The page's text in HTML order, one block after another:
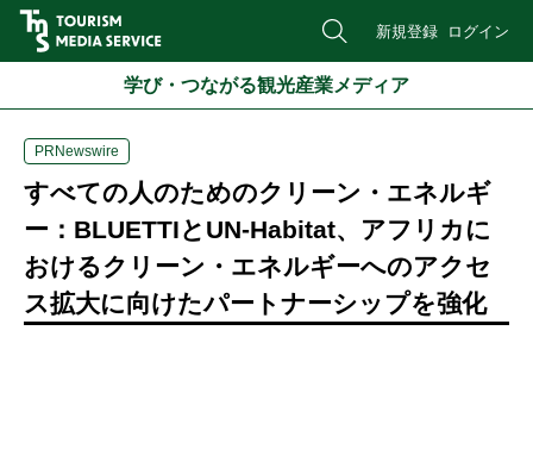
新規登録 ログイン
学び・つながる観光産業メディア
PRNewswire
すべての人のためのクリーン・エネルギ
ー：BLUETTIとUN-Habitat、アフリカに
おけるクリーン・エネルギーへのアクセ
ス拡大に向けたパートナーシップを強化